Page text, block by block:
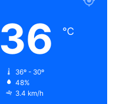
36 ℃
36º - 30º
48%
3.4 km/h